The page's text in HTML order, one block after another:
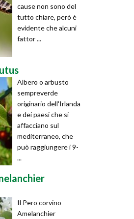
cause non sono del
tutto chiare, però è
evidente che alcuni
fattor ...
Albero o arbusto
sempreverde
originario dell'Irlanda
e dei paesi che si
affacciano sul
mediterraneo, che
può raggiungere i 9-
...
Il Pero corvino -
Amelanchier